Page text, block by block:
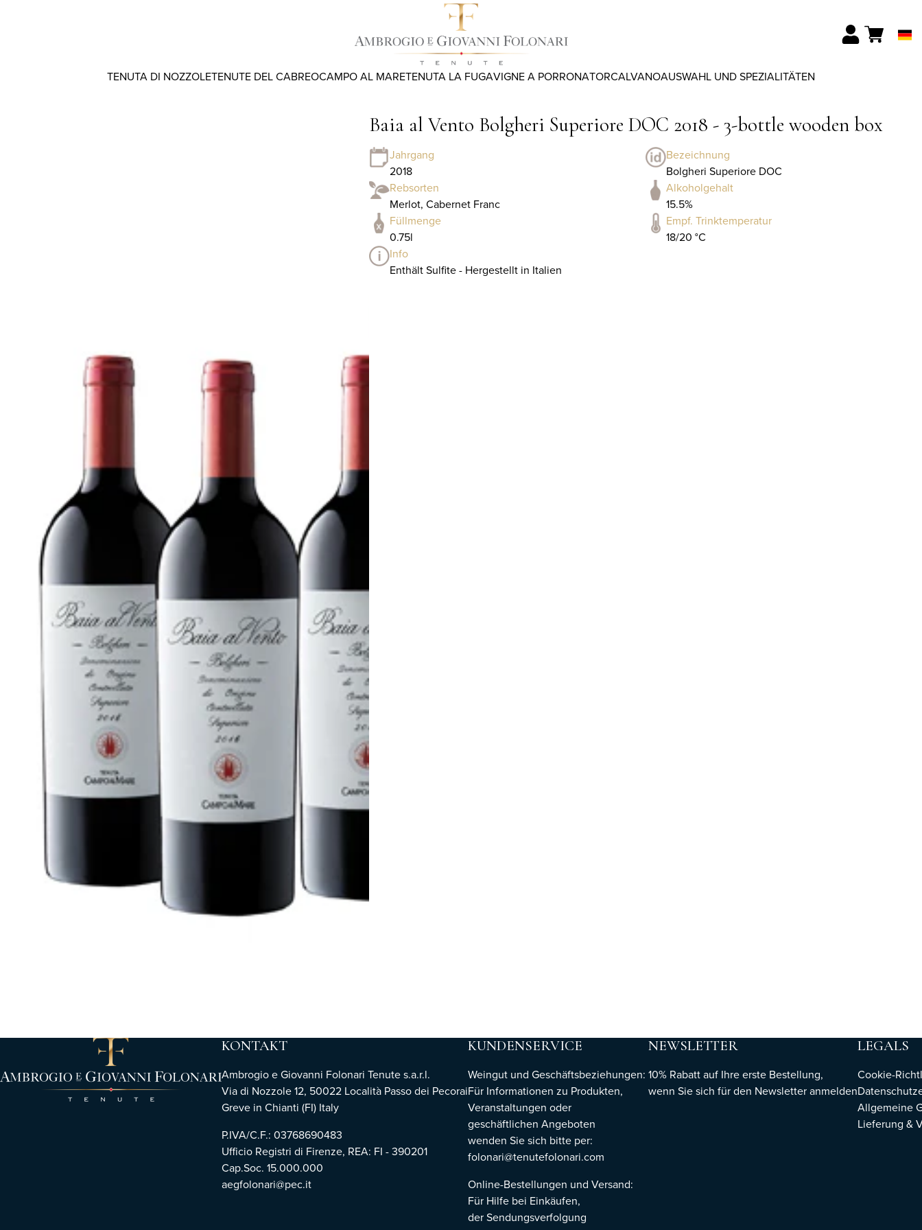
TENUTA DI NOZZOLETENUTE DEL CABREOCAMPO AL MARETENUTA LA FUGAVIGNE A PORRONATORCALVANOAUSWAHL UND SPEZIALITÄTEN
Baia al Vento Bolgheri Superiore DOC 2018 - 3-bottle wooden box
Jahrgang
2018
Bezeichnung
Bolgheri Superiore DOC
Rebsorten
Merlot, Cabernet Franc
Alkoholgehalt
15.5%
Füllmenge
0.75l
Empf. Trinktemperatur
18/20 °C
Info
Enthält Sulfite - Hergestellt in Italien
KONTAKT
Ambrogio e Giovanni Folonari Tenute s.a.r.l.
Via di Nozzole 12, 50022 Località Passo dei Pecorai
Greve in Chianti (FI) Italy
P.IVA/C.F.: 03768690483
Ufficio Registri di Firenze, REA: FI - 390201
Cap.Soc. 15.000.000
aegfolonari@pec.it
KUNDENSERVICE
Weingut und Geschäftsbeziehungen:
Für Informationen zu Produkten,
Veranstaltungen oder
geschäftlichen Angeboten
wenden Sie sich bitte per:
folonari@tenutefolonari.com
Online-Bestellungen und Versand:
Für Hilfe bei Einkäufen,
der Sendungsverfolgung
NEWSLETTER
10% Rabatt auf Ihre erste Bestellung,
wenn Sie sich für den Newsletteranmelden
LEGALS
Cookie-
Allgemeine
Lieferung &